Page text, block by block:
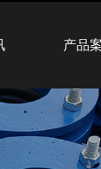
产品